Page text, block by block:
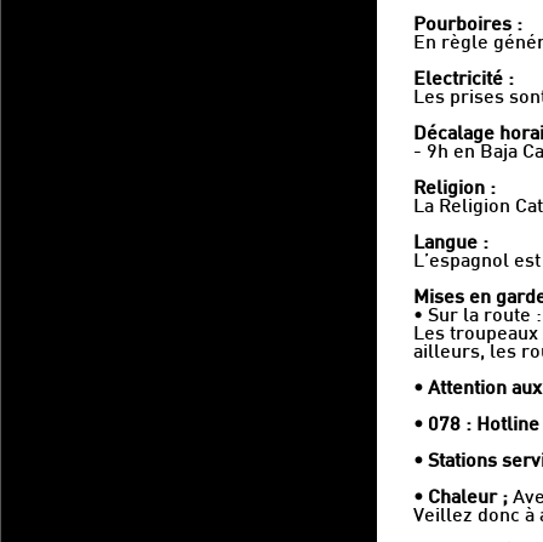
Pourboires :
En règle
Electricité :
Les prises
Décalage
- 9h en Baja
Religion :
La Religion
Langue :
L’espagnol
Mises en
• Sur la route :
Les
ailleurs, les
• Attention
• 078 :
• Stations
• Chaleur ;
Veillez donc à